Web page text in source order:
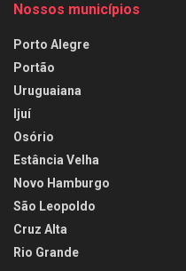
Nossos municípios
Porto Alegre
Portão
Uruguaiana
Ijuí
Osório
Estância Velha
Novo Hamburgo
São Leopoldo
Cruz Alta
Rio Grande